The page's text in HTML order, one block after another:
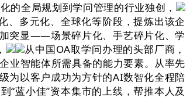
全局规划到学问管理的行业独创，
、多元化、全球化等阶段，提炼出该企
突显——场景碎片化、手艺碎片化、学
从中国OA取学问办理的头部厂商，
业智能体所需具备的能力要素。从率先
为以客户成功为方针的AI数智化全程陪
“蓝小佳”资本集市的上线，帮推本人及